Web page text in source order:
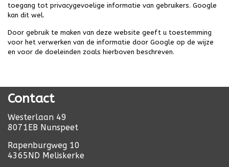
toegang tot privacygevoelige informatie van gebruikers. Google
kan dit wel.
Door gebruik te maken van deze website geeft u toestemming
voor het verwerken van de informatie door Google op de wijze
en voor de doeleinden zoals hierboven beschreven.
Contact
Westerlaan 49
8071EB Nunspeet
Rapenburgweg 10
4365ND Meliskerke